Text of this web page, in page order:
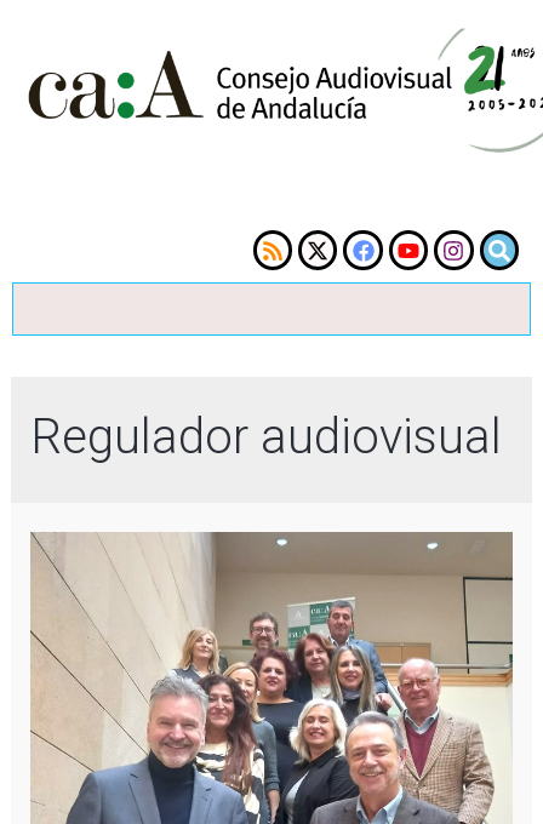
Regulador audiovisual